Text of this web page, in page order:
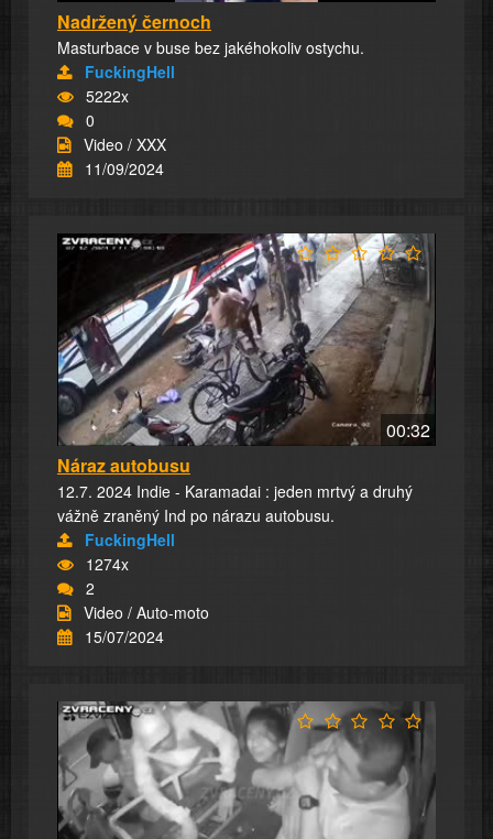
Nadržený černoch
Masturbace v buse bez jakéhokoliv ostychu.
FuckingHell
5222x
0
Video / XXX
11/09/2024
00:32
Náraz autobusu
12.7. 2024 Indie - Karamadai : jeden mrtvý a druhý
vážně zraněný Ind po nárazu autobusu.
FuckingHell
1274x
2
Video / Auto-moto
15/07/2024